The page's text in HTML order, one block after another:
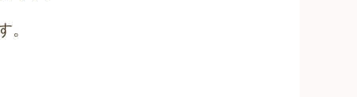
。